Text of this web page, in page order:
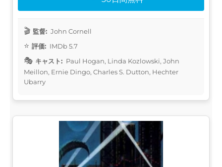
監督: John Cornell
評価: IMDb 5.7
キャスト: Paul Hogan, Linda Kozlowski, John
Meillon, Ernie Dingo, Charles S. Dutton, Hechter
Ubarry